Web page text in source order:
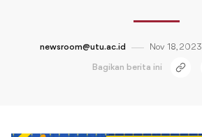
newsroom@utu.ac.id Nov 18, 2023
Bagikan berita ini